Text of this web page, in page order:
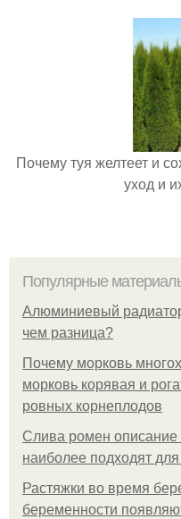
Почему туя желтеет и
уход и
Популярные
Алюминиевый
чем разница?
Почему морковь
морковь корявая и
ровных корнеплодов
Слива ромен описание
наиболее подходят
Растяжки во время
беременности